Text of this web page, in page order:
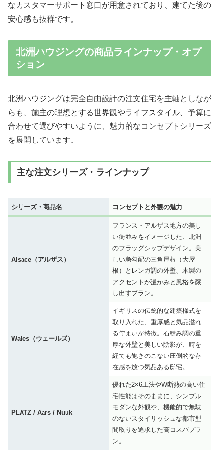
なカスタマーサポート窓口が用意されており、建てた後の
安心感も抜群です。
北洲ハウジングの商品ラインナップ・オプ
ション
北洲ハウジングは完全自由設計の注文住宅を主軸としなが
らも、施主の理想とする世界観やライフスタイル、予算に
合わせて選びやすいように、魅力的なコンセプトシリーズ
を展開しています。
主な注文シリーズ・ラインナップ
シリーズ・商品名 コンセプトと外観の魅力
Alsace（アルザス）
フランス・アルザス地方の美し
い街並みをイメージした、北洲
のフラッグシップデザイン。美
しい急勾配の三角屋根（大屋
根）とレンガ調の外壁、木製の
アクセントが温かみと風格を醸
し出すプラン。
Wales（ウェールズ）
イギリスの伝統的な建築様式を
取り入れた、重厚感と気品溢れ
る佇まいが特徴。石積み調の重
厚な外壁と美しい陰影が、時を
経ても飽きのこない圧倒的な存
在感を放つ気品ある邸宅。
PLATZ / Aars / Nuuk
優れた2×6工法やW断熱の高い住
宅性能はそのままに、シンプル
モダンな外観や、機能的で無駄
のないスタイリッシュな都市型
間取りを追求した高コスパプラ
ン。